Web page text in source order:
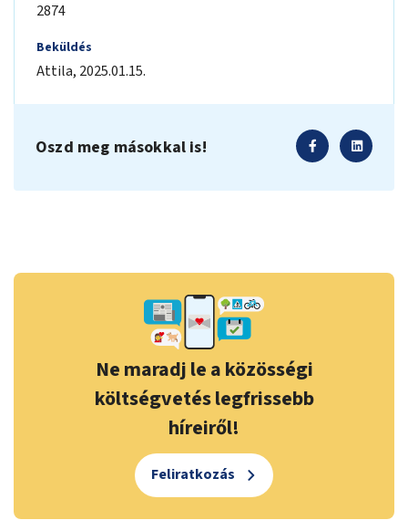
2874
Beküldés
Attila, 2025.01.15.
Oszd meg másokkal is!
Ne maradj le a közösségi
költségvetés legfrissebb
híreiről!
Feliratkozás